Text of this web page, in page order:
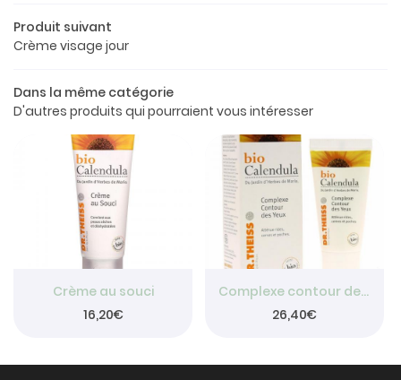
boutique
produits
Avis
Restez
INSCRIPTION
Rejoignez-
Produit suivant
Crème visage jour
Dans la même catégorie
D'autres produits qui pourraient vous intéresser
Crème au souci
16,20€
Complexe contour des yeux
26,40€